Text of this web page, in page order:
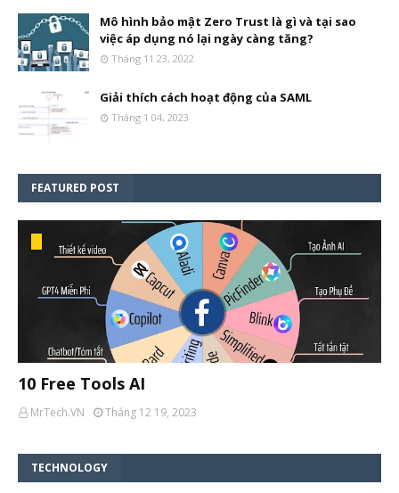
Mô hình bảo mật Zero Trust là gì và tại sao
việc áp dụng nó lại ngày càng tăng?
Tháng 11 23, 2022
Giải thích cách hoạt động của SAML
Tháng 1 04, 2023
FEATURED POST
10 Free Tools AI
MrTech.VN Tháng 12 19, 2023
TECHNOLOGY